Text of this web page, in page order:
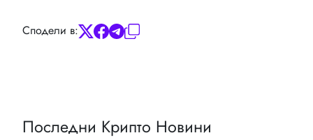
Сподели в:
Последни Крипто Новини